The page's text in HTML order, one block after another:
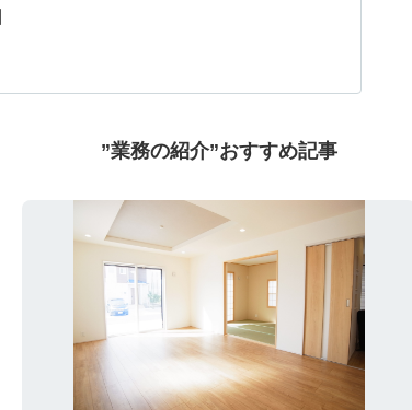
”業務の紹介”おすすめ記事